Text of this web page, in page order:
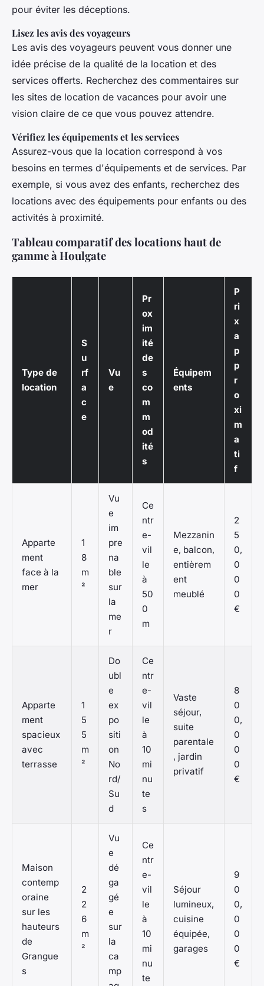
pour éviter les déceptions.
Lisez les avis des voyageurs
Les avis des voyageurs peuvent vous donner une
idée précise de la qualité de la location et des
services offerts. Recherchez des commentaires sur
les sites de location de vacances pour avoir une
vision claire de ce que vous pouvez attendre.
Vérifiez les équipements et les services
Assurez-vous que la location correspond à vos
besoins en termes d'équipements et de services. Par
exemple, si vous avez des enfants, recherchez des
locations avec des équipements pour enfants ou des
activités à proximité.
Tableau comparatif des locations haut de
gamme à Houlgate
Type de
location
S
u
rf
a
c
e
Vu
e
Pr
ox
im
ité
de
s
co
m
m
od
ité
s
Équipem
ents
P
ri
x
a
p
p
r
o
xi
m
a
ti
f
Apparte
ment
face à la
mer
1
8
m
²
Vu
e
im
pre
na
ble
sur
la
me
r
Ce
ntr
e-
vil
le
à
50
0
m
Mezzanin
e, balcon,
entièrem
ent
meublé
2
5
0,
0
0
0
€
Apparte
ment
spacieux
avec
terrasse
1
5
5
m
²
Do
ubl
e
ex
po
siti
on
No
rd/
Su
d
Ce
ntr
e-
vil
le
à
10
mi
nu
te
s
Vaste
séjour,
suite
parentale
, jardin
privatif
8
0
0,
0
0
0
€
Maison
contemp
oraine
sur les
hauteurs
de
Grangue
s
2
2
6
m
²
Vu
e
dé
ga
gé
e
sur
la
ca
mp
Ce
ntr
e-
vil
le
à
10
mi
nu
te
Séjour
lumineux,
cuisine
équipée,
garages
9
0
0,
0
0
0
€